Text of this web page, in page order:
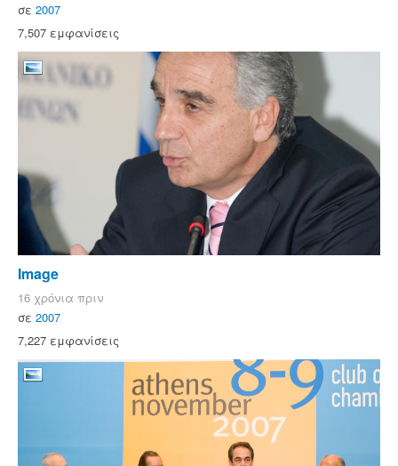
σε 2007
7,507 εμφανίσεις
Image
16 χρόνια πριν
σε 2007
7,227 εμφανίσεις